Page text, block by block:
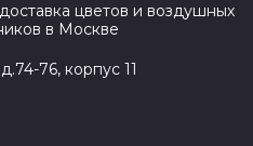
цветов и воздушных
в Москве
76, корпус 11